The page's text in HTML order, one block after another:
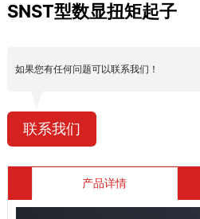
SNST型数显扭矩起子
如果您有任何问题可以联系我们！
联系我们
产品详情